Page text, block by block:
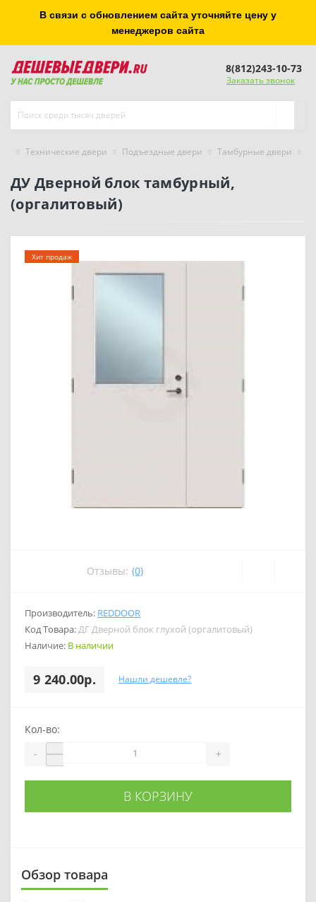
В связи с обновлением сайта уточняйте цену у
менеджеров сайта
8(812)243-10-73
Заказать звонок
Технические двери Подъездные двери Тамбурные двери
ДУ Дверной блок тамбурный,
(оргалитовый)
Хит продаж
Отзывы: (0)
Производитель: REDDOOR
Код Товара:ДГ Дверной блок глухой (оргалитовый)
Наличие: В наличии
9 240.00р. Нашли дешевле?
Кол-во:
- +
В КОРЗИНУ
Обзор товара